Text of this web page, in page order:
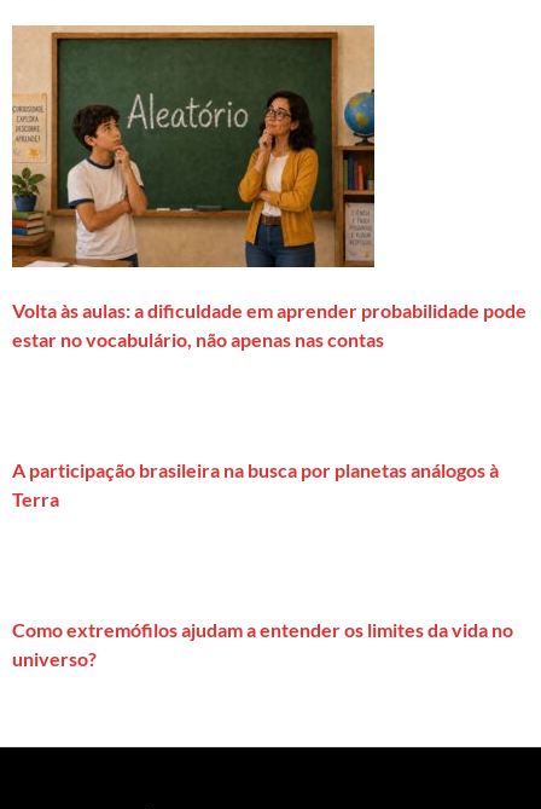
Volta às aulas: a dificuldade em aprender probabilidade pode
estar no vocabulário, não apenas nas contas
A participação brasileira na busca por planetas análogos à
Terra
Como extremófilos ajudam a entender os limites da vida no
universo?